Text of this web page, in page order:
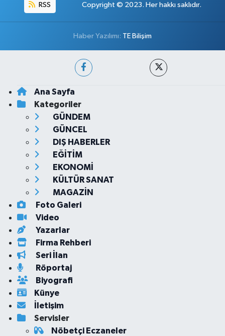
RSS Copyright © 2023. Her hakkı saklıdır.
Haber Yazılımı: TE Bilişim
Ana Sayfa
Kategoriler
GÜNDEM
GÜNCEL
DIŞ HABERLER
EĞİTİM
EKONOMİ
KÜLTÜR SANAT
MAGAZİN
Foto Galeri
Video
Yazarlar
Firma Rehberi
Seri İlan
Röportaj
Biyografi
Künye
İletişim
Servisler
Nöbetçi Eczaneler